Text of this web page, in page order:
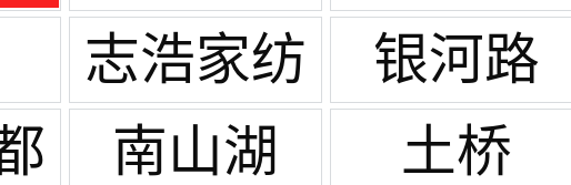
志浩家纺
城
银河路
南山湖 土桥